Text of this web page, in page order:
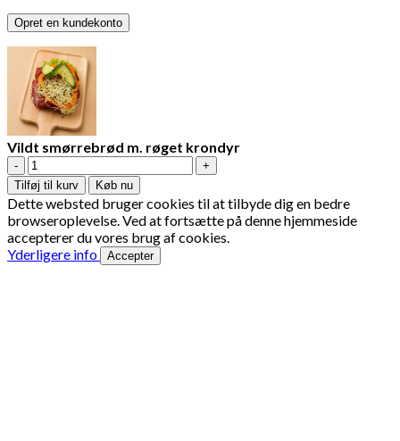
Opret en kundekonto
Vildt smørrebrød m. røget krondyr
Vildt
smørrebrød
m.
røget
krondyr
antal
Tilføj til kurv Køb nu
Dette websted bruger cookies til at tilbyde dig en bedre
browseroplevelse. Ved at fortsætte på denne hjemmeside
accepterer du vores brug af cookies.
Yderligere info
Accepter